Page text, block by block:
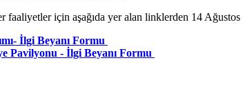
faaliyetler için aşağıda yer alan linklerden 14
İlgi Beyanı Formu
Pavilyonu - İlgi Beyanı Formu